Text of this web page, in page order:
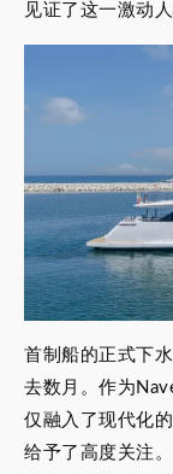
见证了这一激动
首制船的正式下
去数月。作为
仅融入了现代化
给予了高度关注